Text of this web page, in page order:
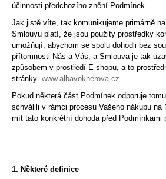
účinnosti předchozího znění Podmínek.
Jak jistě víte, tak komunikujeme primárně
Smlouvu platí, že jsou použity prostředky
umožňují, abychom se spolu dohodli bez
přítomnosti Nás a Vás, a Smlouva je tak
způsobem v prostředí E-shopu, a to
stránky www.albavoknerova.cz
Pokud některá část Podmínek odporuje
schválili v rámci procesu Vašeho nákupu na
mít tato konkrétní dohoda před Podmínkami
1. Některé definice
o
p
o
r
u
č
u
j